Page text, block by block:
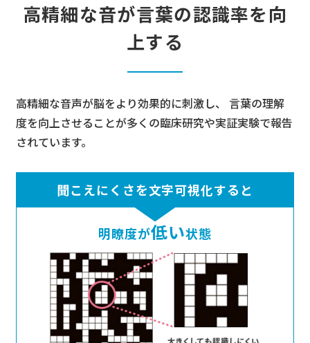
高精細な音が言葉の認識率を向
上する
高精細な音声が脳をより効果的に刺激し、 言葉の理解
度を向上させることが多くの臨床研究や実証実験で報告
されています。
聞こえにくさを文字可視化すると
明瞭度が低い状態